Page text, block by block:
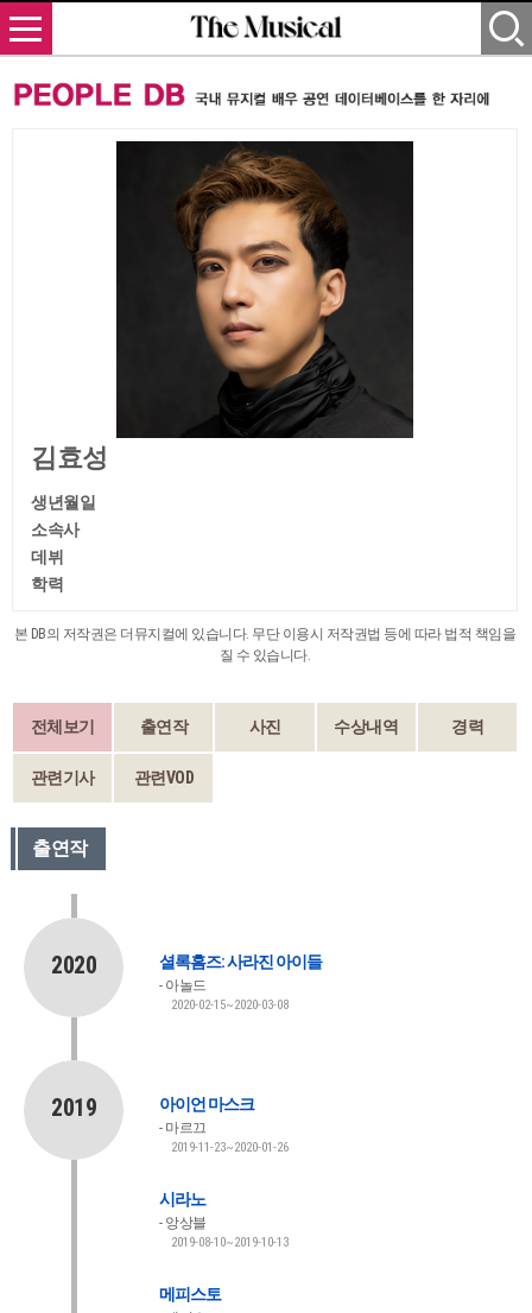
김효성
생년월일
소속사
데뷔
학력
본 DB의 저작권은 더뮤지컬에 있습니다. 무단 이용시 저작권법 등에 따라 법적 책임을
질 수 있습니다.
전체보기 출연작 사진 수상내역 경력
관련기사 관련VOD
출연작
2020 셜록홈즈: 사라진 아이들
아놀드
2020-02-15~2020-03-08
2019 아이언 마스크
마르끄
2019-11-23~2020-01-26
시라노
앙상블
2019-08-10~2019-10-13
메피스토